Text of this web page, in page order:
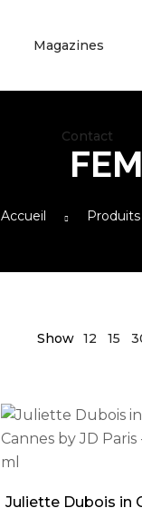
Magazines
Contact
Accueil
Show 12 15
Juliette Dubois in